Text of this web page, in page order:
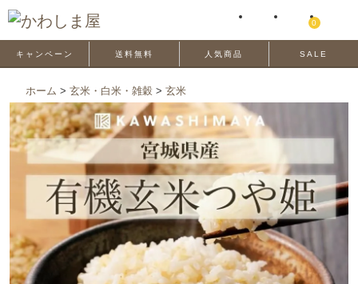
0
キャンペーン 送料無料 人気商品 SALE
ホーム > 玄米・白米・雑穀 > 玄米